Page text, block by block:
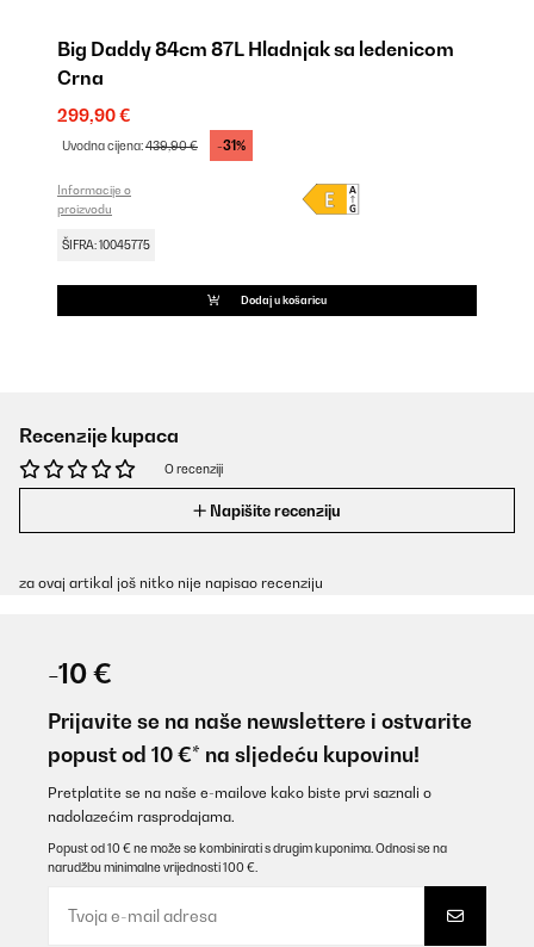
Big Daddy 84cm 87L Hladnjak sa ledenicom
Crna
299,90 €
Uvodna cijena:439,90 € -31%
Informacije o
proizvodu
ŠIFRA: 10045775
Dodaj u košaricu
Recenzije kupaca
O recenziji
Napišite recenziju
za ovaj artikal još nitko nije napisao recenziju
-10 €
Prijavite se na naše newslettere i ostvarite
popust od 10 €* na sljedeću kupovinu!
Pretplatite se na naše e-mailove kako biste prvi saznali o
nadolazećim rasprodajama.
Popust od 10 € ne može se kombinirati s drugim kuponima. Odnosi se na
narudžbu minimalne vrijednosti 100 €.